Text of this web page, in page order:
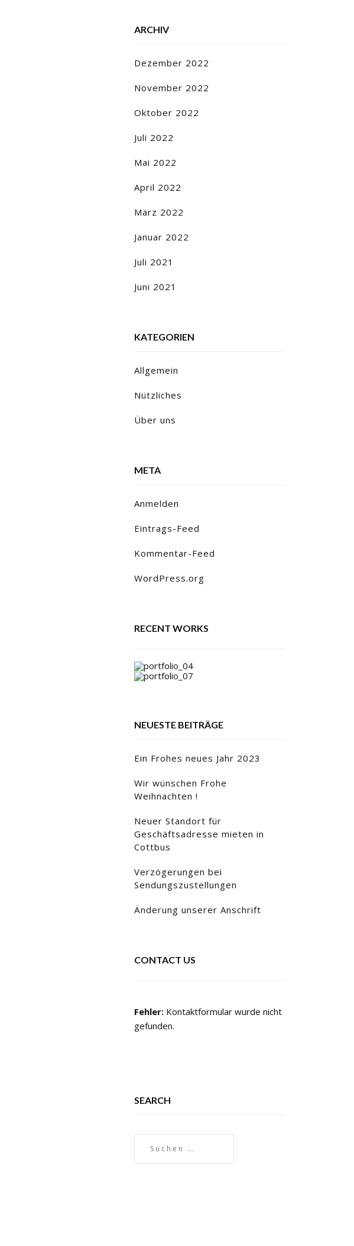
ARCHIV
Dezember 2022
November 2022
Oktober 2022
Juli 2022
Mai 2022
April 2022
März 2022
Januar 2022
Juli 2021
Juni 2021
KATEGORIEN
Allgemein
Nützliches
Über uns
META
Anmelden
Eintrags-Feed
Kommentar-Feed
WordPress.org
RECENT WORKS
NEUESTE BEITRÄGE
Ein Frohes neues Jahr 2023
Wir wünschen Frohe
Weihnachten !
Neuer Standort für
Geschäftsadresse mieten in
Cottbus
Verzögerungen bei
Sendungszustellungen
Änderung unserer Anschrift
CONTACT US
Fehler: Kontaktformular wurde nicht
gefunden.
SEARCH